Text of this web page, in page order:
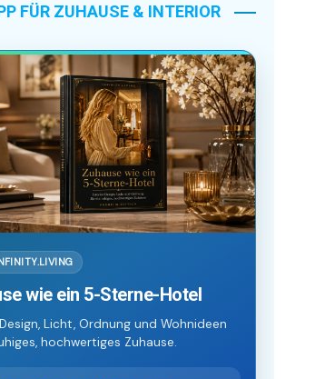
FÜR ZUHAUSE & INTERIOR
wie ein 5-Sterne-Hotel
Licht, Ordnung und Wohnideen
hochwertiges Zuhause.